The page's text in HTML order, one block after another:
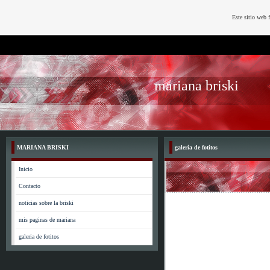
mariana briski
MARIANA BRISKI
Inicio
Contacto
noticias sobre la briski
mis paginas de mariana
galeria de fotitos
galeria de fotitos
Este sitio web